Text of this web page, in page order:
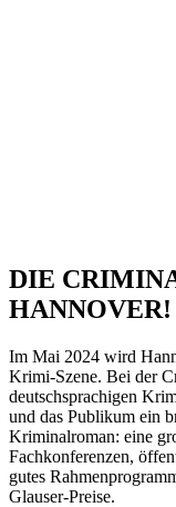
DIE
HANNOVER!
Im Mai 2024 wird
Krimi-Szene. Bei der
deutschsprachigen
und das Publikum ein
Kriminalroman: eine
Fachkonferenzen,
gutes
Glauser-Preise.